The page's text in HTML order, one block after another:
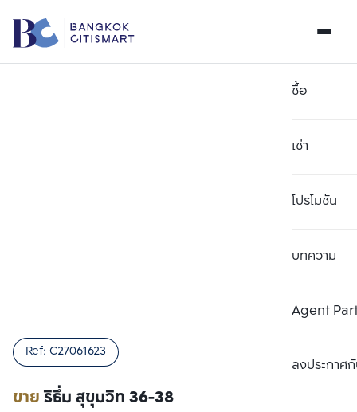
ซื้อ
เช่า
โปรโมชัน
บทความ
Agent
ลงประกาศกั
ขายริธึ่ม สุขุมวิท 36-38
Ref: C27061623